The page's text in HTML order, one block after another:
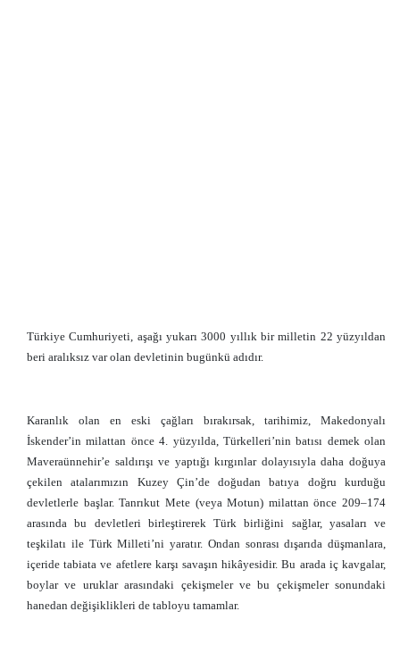
Türkiye Cumhuriyeti, aşağı yukarı 3000 yıllık bir milletin 22 yüzyıldan
beri aralıksız var olan devletinin bugünkü adıdır.
Karanlık olan en eski çağları bırakırsak, tarihimiz, Makedonyalı
İskender’in milattan önce 4. yüzyılda, Türkelleri’nin batısı demek olan
Maveraünnehir’e saldırışı ve yaptığı kırgınlar dolayısıyla daha doğuya
çekilen atalarımızın Kuzey Çin’de doğudan batıya doğru kurduğu
devletlerle başlar. Tanrıkut Mete (veya Motun) milattan önce 209–174
arasında bu devletleri birleştirerek Türk birliğini sağlar, yasaları ve
teşkilatı ile Türk Milleti’ni yaratır. Ondan sonrası dışarıda düşmanlara,
içeride tabiata ve afetlere karşı savaşın hikâyesidir. Bu arada iç kavgalar,
boylar ve uruklar arasındaki çekişmeler ve bu çekişmeler sonundaki
hanedan değişiklikleri de tabloyu tamamlar.